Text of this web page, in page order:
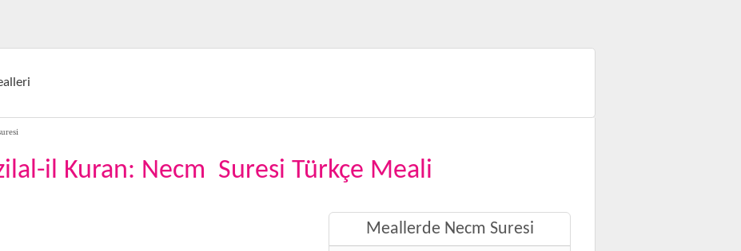
il Kuran: Necm Suresi Türkçe Meali
Meallerde Necm Suresi